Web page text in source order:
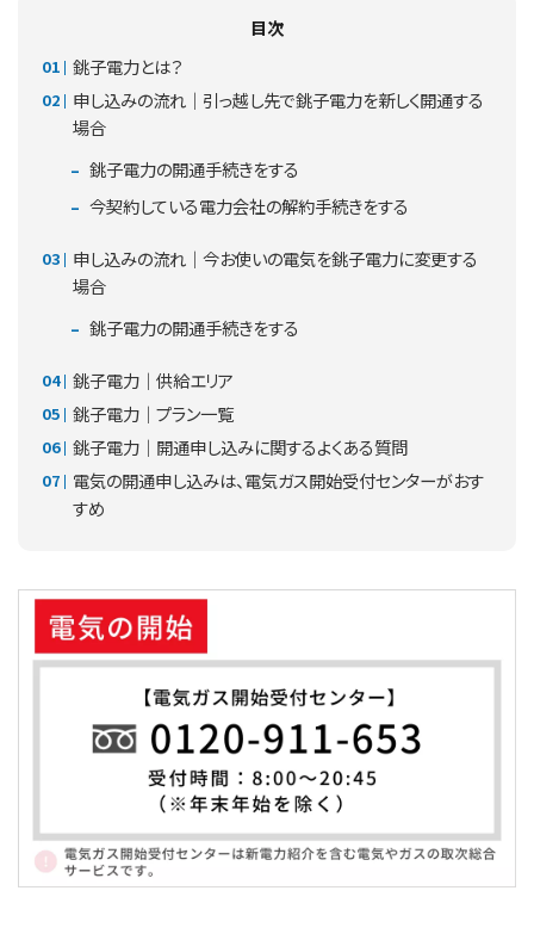
目次
銚子電力とは？
申し込みの流れ｜引っ越し先で銚子電力を新しく開通する
場合
銚子電力の開通手続きをする
今契約している電力会社の解約手続きをする
申し込みの流れ｜今お使いの電気を銚子電力に変更する
場合
銚子電力の開通手続きをする
銚子電力｜供給エリア
銚子電力｜プラン一覧
銚子電力｜開通申し込みに関するよくある質問
電気の開通申し込みは、電気ガス開始受付センターがおす
すめ